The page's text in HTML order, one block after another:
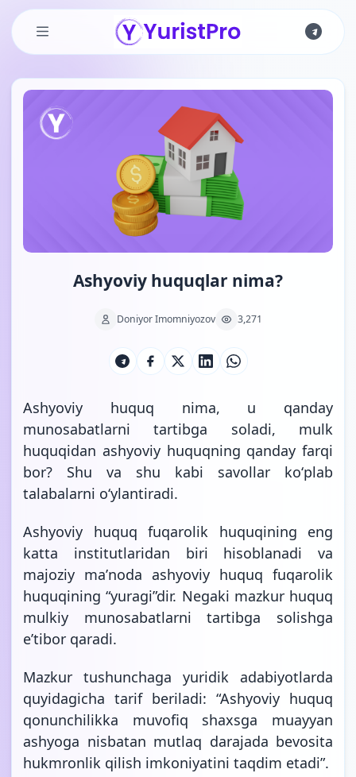
Skip to main content
Ashyoviy huquqlar nima?
Doniyor Imomniyozov 3,271
Ashyoviy huquq nima, u qanday
munosabatlarni tartibga soladi, mulk
huquqidan ashyoviy huquqning qanday farqi
bor? Shu va shu kabi savollar koʻplab
talabalarni oʻylantiradi.
Ashyoviy huquq fuqarolik huquqining eng
katta institutlaridan biri hisoblanadi va
majoziy maʼnoda ashyoviy huquq fuqarolik
huquqining “yuragi”dir. Negaki mazkur huquq
mulkiy munosabatlarni tartibga solishga
eʼtibor qaradi.
Mazkur tushunchaga yuridik adabiyotlarda
quyidagicha tarif beriladi: “Ashyoviy huquq
qonunchilikka muvofiq shaxsga muayyan
ashyoga nisbatan mutlaq darajada bevosita
hukmronlik qilish imkoniyatini taqdim etadi”.